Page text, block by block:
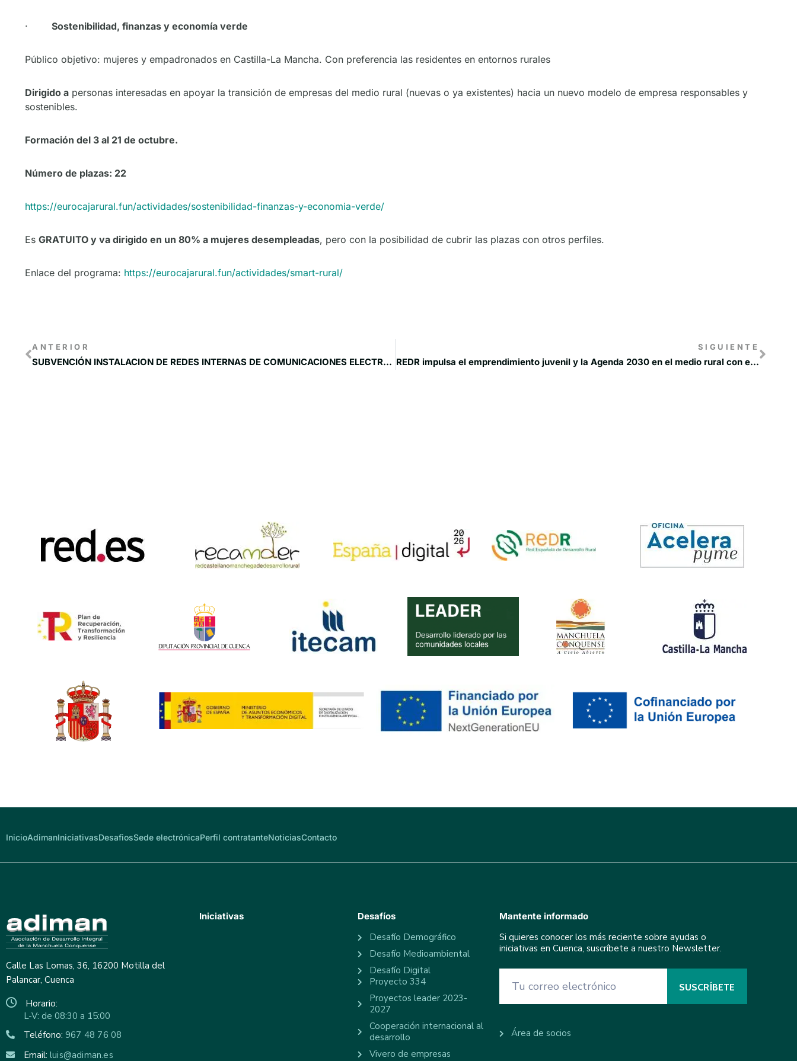
· Sostenibilidad, finanzas y economía verde
Público objetivo: mujeres y empadronados en Castilla-La Mancha. Con preferencia las residentes en entornos rurales
Dirigido a personas interesadas en apoyar la transición de empresas del medio rural (nuevas o ya existentes) hacia un nuevo modelo de empresa responsables y
sostenibles.
Formación del 3 al 21 de octubre.
Número de plazas: 22
https://eurocajarural.fun/actividades/sostenibilidad-finanzas-y-economia-verde/
Es GRATUITO y va dirigido en un 80% a mujeres desempleadas, pero con la posibilidad de cubrir las plazas con otros perfiles.
Enlace del programa: https://eurocajarural.fun/actividades/smart-rural/
ANTERIOR
SUBVENCIÓN INSTALACION DE REDES INTERNAS DE COMUNICACIONES ELECTRONICAS DE ALTA VELOCIDAD DE LA JCCM
SIGUIENTE
REDR impulsa el emprendimiento juvenil y la Agenda 2030 en el medio rural con el lanzamiento de un nuevo programa formativo online certificado por Naciones Unidas
InicioAdimanIniciativasDesafiosSede electrónicaPerfil contratanteNoticiasContacto
Calle Las Lomas, 36, 16200 Motilla del
Palancar, Cuenca
Horario:
L-V: de 08:30 a 15:00
Teléfono: 967 48 76 08
Email: luis@adiman.es
Iniciativas Desafíos
Desafío Demográfico
Desafío Medioambiental
Desafío Digital
Proyecto 334
Proyectos leader 2023-
2027
Cooperación internacional al
desarrollo
Vivero de empresas
Mantente informado
Si quieres conocer los más reciente sobre ayudas o
iniciativas en Cuenca, suscríbete a nuestro Newsletter.
Área de socios